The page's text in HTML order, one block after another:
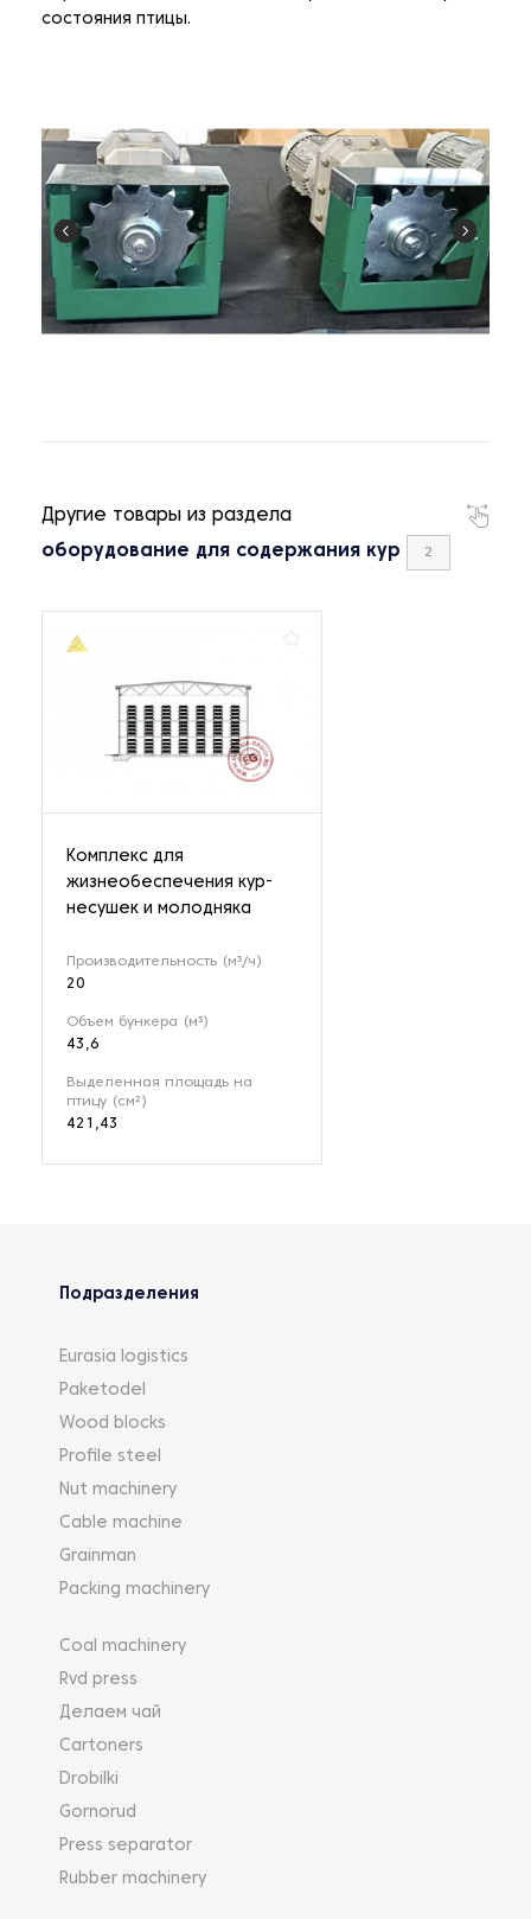
состояния птицы.
Другие товары из раздела
оборудование для содержания кур 2
Комплекс для
жизнеобеспечения кур-
несушек и молодняка
Производительность (м³/ч)
20
Объем бункера (м³)
43,6
Выделенная площадь на
птицу (см²)
421,43
Подразделения
Eurasia logistics
Paketodel
Wood blocks
Profile steel
Nut machinery
Cable machine
Grainman
Packing machinery
Coal machinery
Rvd press
Делаем чай
Cartoners
Drobilki
Gornorud
Press separator
Rubber machinery